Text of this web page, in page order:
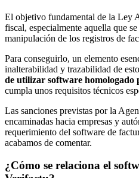
El objetivo fundamental de la Ley
fiscal, especialmente aquella que
manipulación de los registros de
Para conseguirlo, un elemento
inalterabilidad y trazabilidad de
de utilizar software
cumpla unos requisitos técnicos
Las sanciones previstas por la
encaminadas hacia empresas y
requerimiento del software de
acabamos de comentar.
¿Cómo se relaciona el